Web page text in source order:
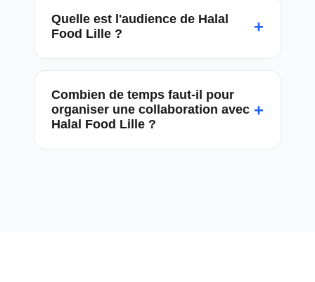
Quelle est l'audience de Halal
Food Lille ?
+
Combien de temps faut-il pour
organiser une collaboration avec
Halal Food Lille ?
+